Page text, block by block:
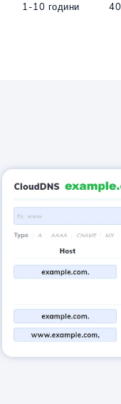
1-10 години